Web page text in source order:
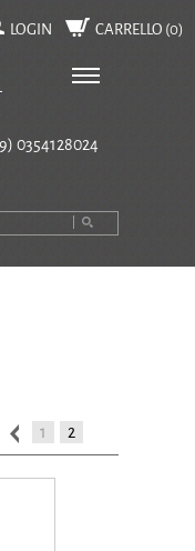
LOGIN CARRELLO (0)
0354128024
1 2